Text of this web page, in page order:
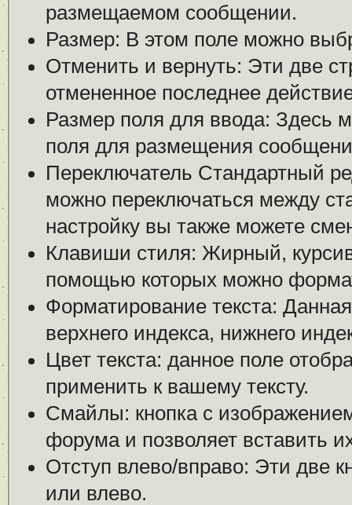
размещаемом сообщении.
Размер: В этом поле можно
Отменить и вернуть: Эти две
отмененное последнее
Размер поля для ввода: Здесь
поля для размещения
Переключатель Стандартный
можно переключаться между
настройку вы также можете
Клавиши стиля: Жирный,
помощью которых можно
Форматирование текста:
верхнего индекса, нижнего
Цвет текста: данное поле
применить к вашему тексту.
Смайлы: кнопка с
форума и позволяет вставить
Отступ влево/вправо: Эти две
или влево.